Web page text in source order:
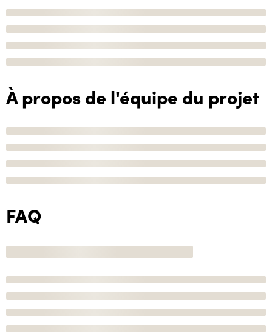
À propos de l'équipe du projet
FAQ